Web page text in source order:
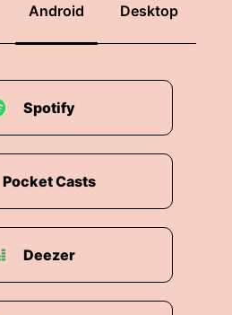
Android Desktop
Spotify
Pocket Casts
Deezer